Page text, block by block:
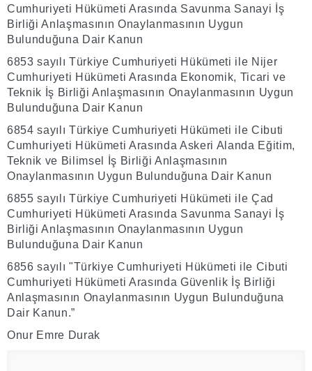
Cumhuriyeti Hükümeti Arasında Savunma Sanayi İş
Birliği Anlaşmasının Onaylanmasının Uygun
Bulunduğuna Dair Kanun
6853 sayılı Türkiye Cumhuriyeti Hükümeti ile Nijer
Cumhuriyeti Hükümeti Arasında Ekonomik, Ticari ve
Teknik İş Birliği Anlaşmasının Onaylanmasının Uygun
Bulunduğuna Dair Kanun
6854 sayılı Türkiye Cumhuriyeti Hükümeti ile Cibuti
Cumhuriyeti Hükümeti Arasında Askeri Alanda Eğitim,
Teknik ve Bilimsel İş Birliği Anlaşmasının
Onaylanmasının Uygun Bulunduğuna Dair Kanun
6855 sayılı Türkiye Cumhuriyeti Hükümeti ile Çad
Cumhuriyeti Hükümeti Arasında Savunma Sanayi İş
Birliği Anlaşmasının Onaylanmasının Uygun
Bulunduğuna Dair Kanun
6856 sayılı "Türkiye Cumhuriyeti Hükümeti ile Cibuti
Cumhuriyeti Hükümeti Arasında Güvenlik İş Birliği
Anlaşmasının Onaylanmasının Uygun Bulunduğuna
Dair Kanun.”
Onur Emre Durak